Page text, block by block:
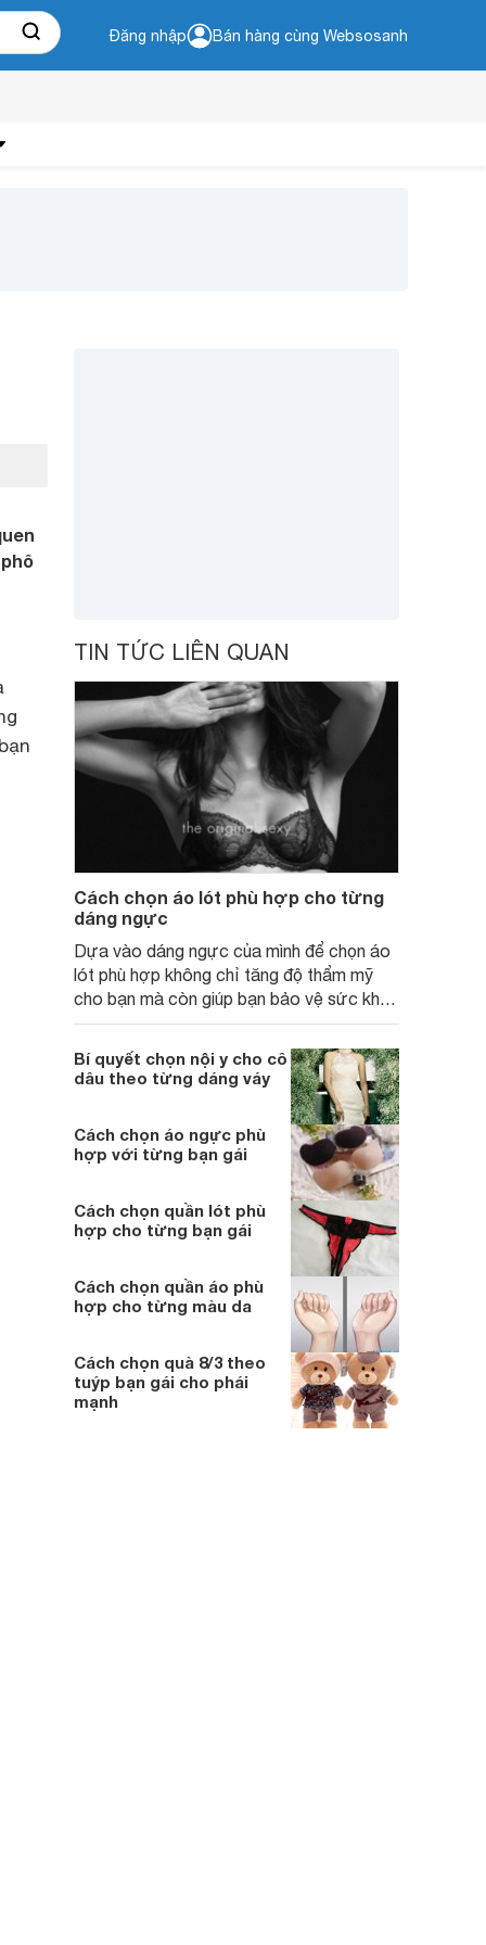
Đăng nhập Bán hàng cùng Websosanh
TIN TỨC LIÊN QUAN
Cách chọn áo lót phù hợp cho từng
dáng ngực
Dựa vào dáng ngực của mình để chọn áo
lót phù hợp không chỉ tăng độ thẩm mỹ
cho bạn mà còn giúp bạn bảo vệ sức khỏe
của mình.
Bí quyết chọn nội y cho cô
dâu theo từng dáng váy
Cách chọn áo ngực phù
hợp với từng bạn gái
Cách chọn quần lót phù
hợp cho từng bạn gái
Cách chọn quần áo phù
hợp cho từng màu da
Cách chọn quà 8/3 theo
tuýp bạn gái cho phái
mạnh